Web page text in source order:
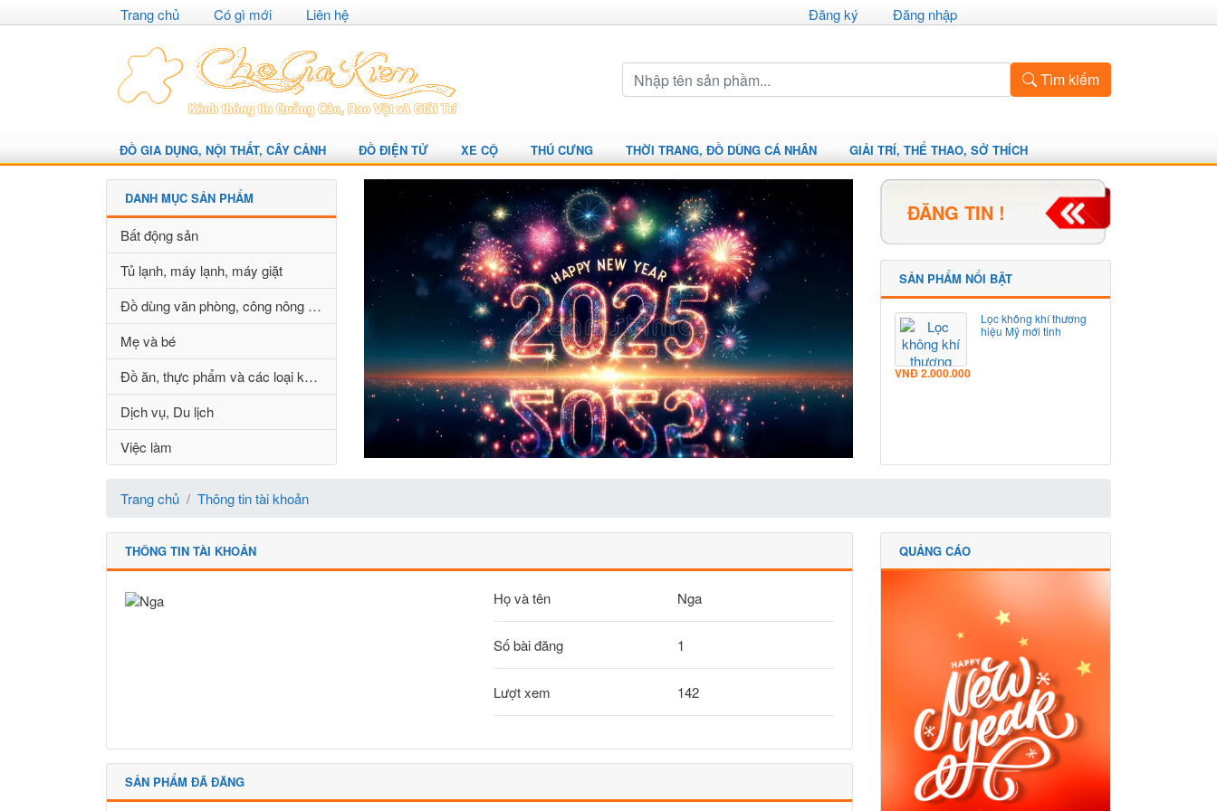
Trang chủ Có gì mới Liên hệ Đăng ký Đăng nhập
Tìm kiếm
ĐỒ GIA DỤNG, NỘI THẤT, CÂY CẢNH ĐỒ ĐIỆN TỬ XE CỘ THÚ CƯNG THỜI TRANG, ĐỒ DÙNG CÁ NHÂN GIẢI TRÍ, THỂ THAO, SỞ THÍCH
DANH MỤC SẢN PHẨM
Bất động sản
Tủ lạnh, máy lạnh, máy giặt
Đồ dùng văn phòng, công nông nghiệp
Mẹ và bé
Đồ ăn, thực phẩm và các loại khác
Dịch vụ, Du lịch
Việc làm
ĐĂNG TIN !
SẢN PHẨM NỔI BẬT
Lọc không khí thương
hiệu Mỹ mới tinh
VNĐ2.000.000
Trang chủ Thông tin tài khoản
THÔNG TIN TÀI KHOẢN
Họ và tên Nga
Số bài đăng 1
Lượt xem 142
SẢN PHẨM ĐÃ ĐĂNG
QUẢNG CÁO